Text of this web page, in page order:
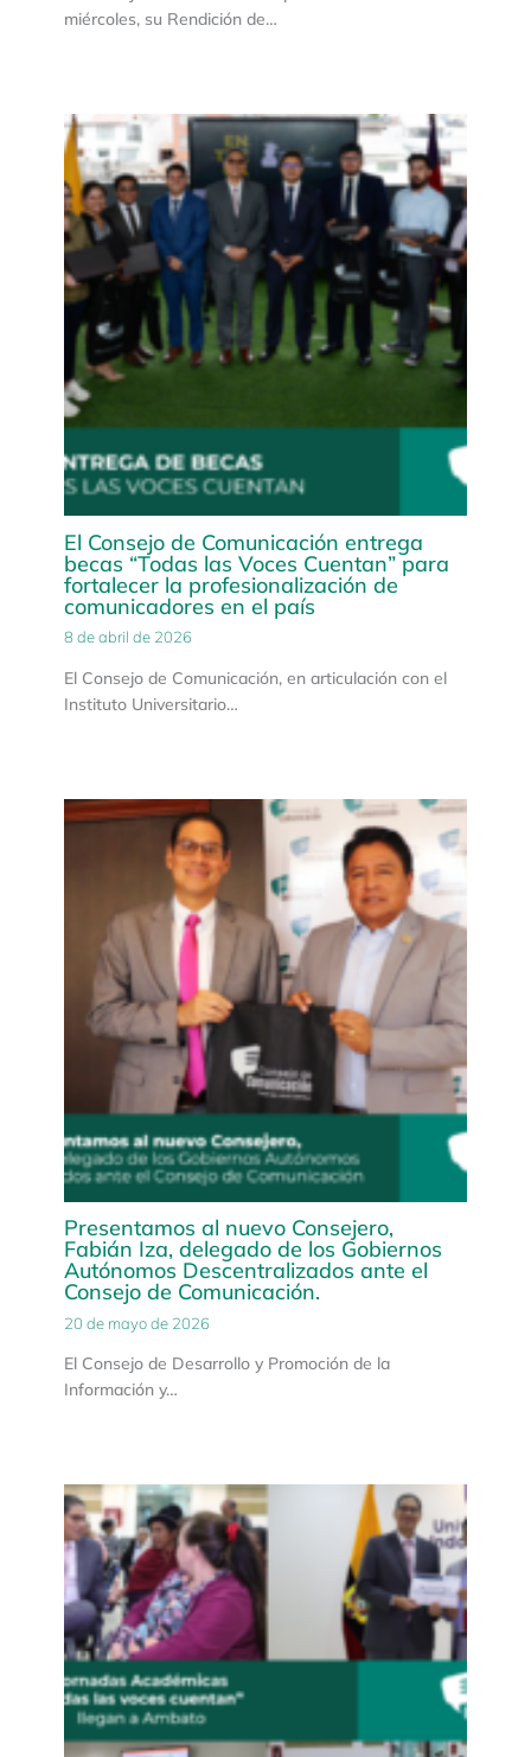
miércoles, su Rendición de…
El Consejo de Comunicación entrega
becas “Todas las Voces Cuentan” para
fortalecer la profesionalización de
comunicadores en el país
8 de abril de 2026
El Consejo de Comunicación, en articulación con el
Instituto Universitario…
Presentamos al nuevo Consejero,
Fabián Iza, delegado de los Gobiernos
Autónomos Descentralizados ante el
Consejo de Comunicación.
20 de mayo de 2026
El Consejo de Desarrollo y Promoción de la
Información y…